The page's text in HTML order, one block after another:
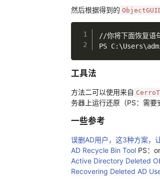
然后根据得到的
//你将下面恢复语
PS C: \Users\
工具法
方法二可以使用来自
务器上运行还原（PS：需要
一些参考
误删AD用户，这3种方案，
AD Recycle Bin Tool PS：
Active Directory Deleted
Recovering Deleted AD